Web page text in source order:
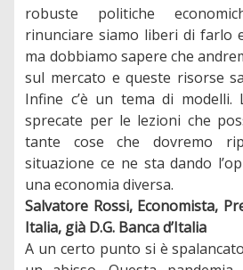
robuste politiche
rinunciare siamo liberi di farlo
ma dobbiamo sapere che
sul mercato e queste risorse
Infine c’è un tema di
sprecate per le lezioni che
tante cose che dovremo
situazione ce ne sta dando
una economia diversa.
Salvatore Rossi, Economista,
Italia, già D.G. Banca d’Italia
A un certo punto si è